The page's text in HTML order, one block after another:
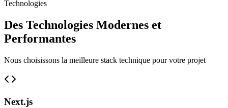
Technologies
Des Technologies Modernes et
Performantes
Nous choisissons la meilleure stack technique pour votre projet
Next.js